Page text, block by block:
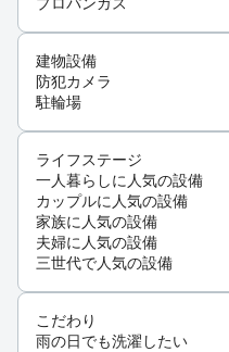
プロパンガス
建物設備
防犯カメラ
駐輪場
ライフステージ
一人暮らしに人気の設備
カップルに人気の設備
家族に人気の設備
夫婦に人気の設備
三世代で人気の設備
こだわり
雨の日でも洗濯したい